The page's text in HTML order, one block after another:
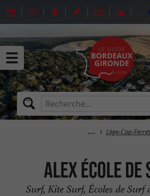
Lège-Cap-Ferret
Alex École
Surf, Kite Surf, Écoles de Surf